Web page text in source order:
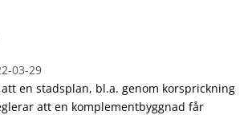
03-29
en stadsplan, bl.a. genom korsprickning
att en komplementbyggnad får